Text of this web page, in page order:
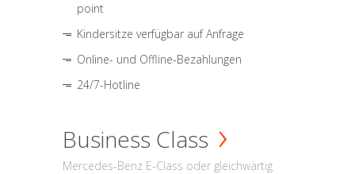
point
Kindersitze verfügbar auf Anfrage
Online- und Offline-Bezahlungen
24/7-Hotline
Business Class
Mercedes-Benz E-Class oder gleichwärtig